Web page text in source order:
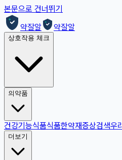
본문으로 건너뛰기
약잘알
약잘알
상호작용 체크
의약품
건강기능식품식품한약재증상검색우
더보기